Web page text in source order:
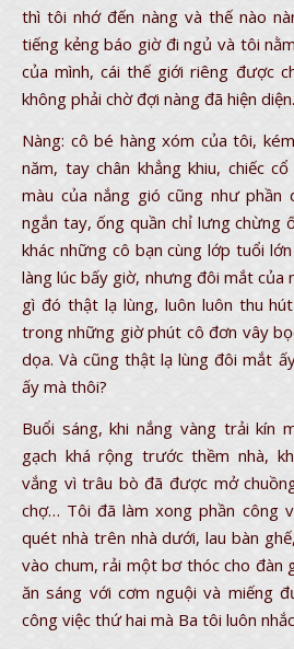
thì tôi nhớ đến nàng và thế nào
tiếng kẻng báo giờ đi ngủ và tôi
của mình, cái thế giới riêng được
không phải chờ đợi nàng đã hiện diện.
Nàng: cô bé hàng xóm của tôi,
năm, tay chân khẳng khiu, chiếc
màu của nắng gió cũng như
ngắn tay, ống quần chỉ lưng chừng
khác những cô bạn cùng lớp tuổi
làng lúc bấy giờ, nhưng đôi mắt của
gì đó thật lạ lùng, luôn luôn thu
trong những giờ phút cô đơn vây
dọa. Và cũng thật lạ lùng đôi mắt
ấy mà thôi?
Buổi sáng, khi nắng vàng trải kín
gạch khá rộng trước thềm nhà,
vắng vì trâu bò đã được mở
chợ… Tôi đã làm xong phần công
quét nhà trên nhà dưới, lau bàn
vào chum, rải một bơ thóc cho đàn
ăn sáng với cơm nguội và miếng
công việc thứ hai mà Ba tôi luôn